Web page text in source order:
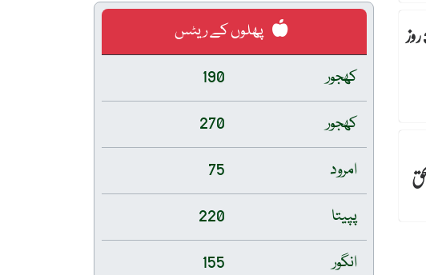
پنجاب:دفعہ 144 کے نفاذ میں 30 روز
پھلوں کے ریٹس
کھجور
190
کھجور
270
امرود
75
پپیتا
220
انگور
155